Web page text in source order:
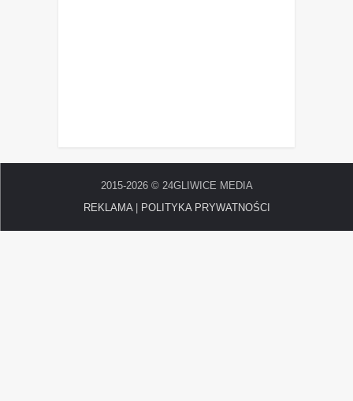
2015-2026 © 24GLIWICE MEDIA
REKLAMA| POLITYKA PRYWATNOŚCI